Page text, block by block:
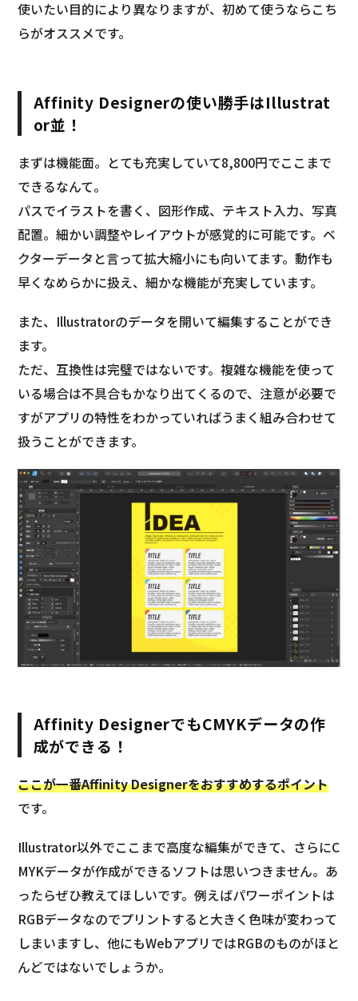
使いたい目的により異なりますが、初めて使うならこち
らがオススメです。
Affinity Designerの使い勝手はIllustrat
or並！
まずは機能面。とても充実していて8,800円でここまで
できるなんて。
パスでイラストを書く、図形作成、テキスト入力、写真
配置。細かい調整やレイアウトが感覚的に可能です。ベ
クターデータと言って拡大縮小にも向いてます。動作も
早くなめらかに扱え、細かな機能が充実しています。
また、Illustratorのデータを開いて編集することができ
ます。
ただ、互換性は完璧ではないです。複雑な機能を使って
いる場合は不具合もかなり出てくるので、注意が必要で
すがアプリの特性をわかっていればうまく組み合わせて
扱うことができます。
Affinity DesignerでもCMYKデータの作
成ができる！
ここが一番Affinity Designerをおすすめするポイント
です。
Illustrator以外でここまで高度な編集ができて、さらにC
MYKデータが作成ができるソフトは思いつきません。あ
ったらぜひ教えてほしいです。例えばパワーポイントは
RGBデータなのでプリントすると大きく色味が変わって
しまいますし、他にもWebアプリではRGBのものがほと
んどではないでしょうか。